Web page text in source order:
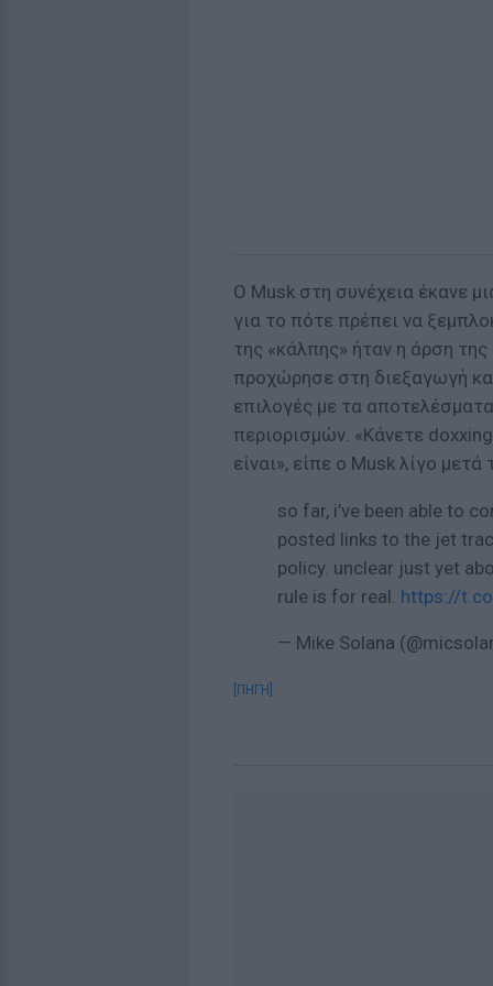
Ο Musk στη συνέχεια έκανε
για το πότε πρέπει να
της «κάλπης» ήταν η άρση
προχώρησε στη διεξαγωγή
επιλογές με τα
περιορισμών. «Κάνετε
είναι», είπε ο Musk λίγο
so far, i’ve been able to
posted links to the jet
policy. unclear just yet
rule is for real. https://
— Mike Solana
[ΠΗΓΗ]